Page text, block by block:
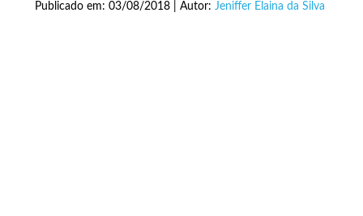
Publicado em: 03/08/2018 | Autor: Jeniffer Elaina da Silva